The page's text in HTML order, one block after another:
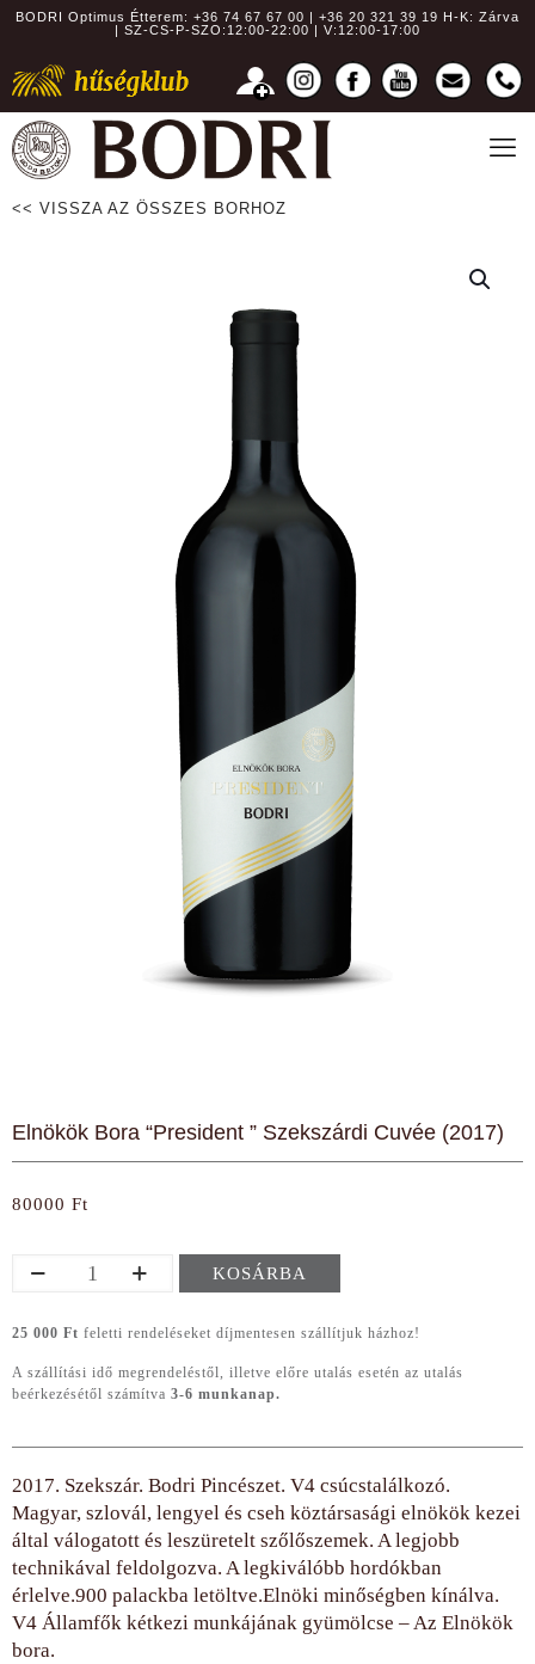
BODRI Optimus Étterem: +36 74 67 67 00 | +36 20 321 39 19 H-K: Zárva
| SZ-CS-P-SZO:12:00-22:00 | V:12:00-17:00
<< VISSZA AZ ÖSSZES BORHOZ
Elnökök Bora “President ” Szekszárdi Cuvée (2017)
80000 Ft
"
Cuvée
(2017)
KOSÁRBA
25 000 Ft feletti rendeléseket díjmentesen szállítjuk házhoz!
A szállítási idő megrendeléstől, illetve előre utalás esetén az utalás
beérkezésétől számítva 3-6 munkanap.
2017. Szekszár. Bodri Pincészet. V4 csúcstalálkozó.
Magyar, szlovál, lengyel és cseh köztársasági elnökök kezei
által válogatott és leszüretelt szőlőszemek. A legjobb
technikával feldolgozva. A legkiválóbb hordókban
érlelve.900 palackba letöltve.Elnöki minőségben kínálva.
V4 Államfők kétkezi munkájának gyümölcse – Az Elnökök
bora.